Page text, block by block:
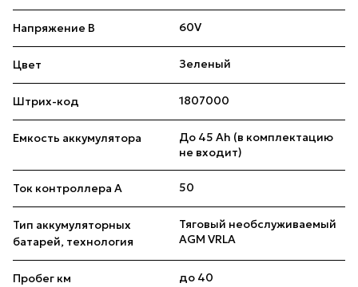
Напряжение В 60V
Цвет Зеленый
Штрих-код 1807000
Емкость аккумулятора
До 45 Ah (в комплектацию
не входит)
Ток контроллера А 50
Тип аккумуляторных
батарей, технология
Тяговый необслуживаемый
AGM VRLA
Пробег км до 40